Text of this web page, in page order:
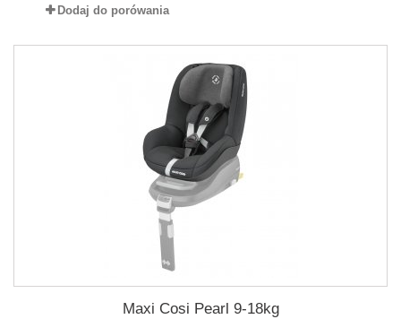
Dodaj do porówania
Maxi Cosi Pearl 9-18kg